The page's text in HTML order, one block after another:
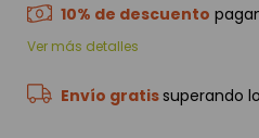
10% de descuento
Ver más detalles
Envío gratissuperando